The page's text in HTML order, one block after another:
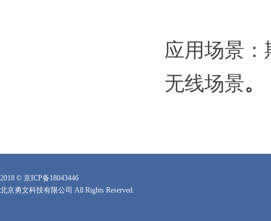
应用场景：
无线场景。
2018 © 京ICP备18043446
北京勇文科技有限公司 All Rights Reserved.